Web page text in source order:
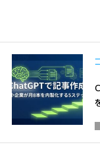
プの作り
方